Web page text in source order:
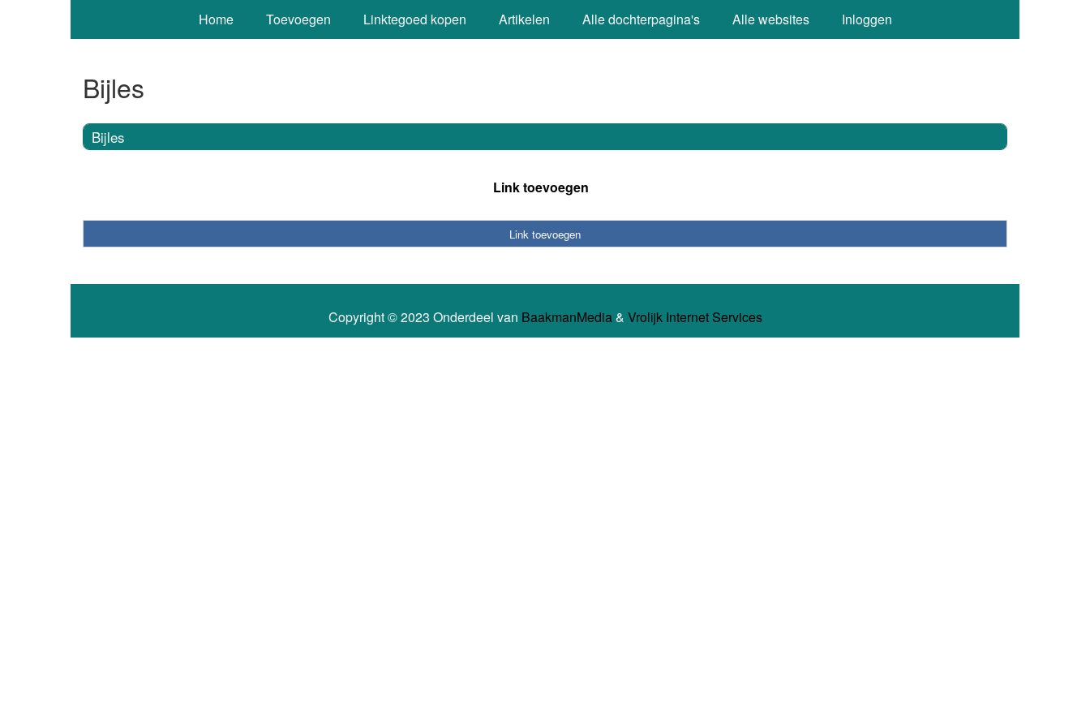
Home Toevoegen Linktegoed kopen Artikelen Alle dochterpagina's Alle websites Inloggen
Bijles
Bijles
Link toevoegen
Link toevoegen
Copyright © 2023 Onderdeel van BaakmanMedia& Vrolijk Internet Services